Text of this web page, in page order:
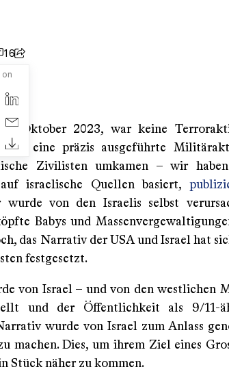
16
on
Oktober 2023, war keine
eine präzis ausgeführte
Zivilisten umkamen – wir haben
israelische Quellen basiert,
von den Israelis selbst
Babys und
das Narrativ der USA und Israel hat
festgesetzt.
von Israel – und von den westlichen
und der Öffentlichkeit als 9/11-
wurde von Israel zum Anlass
machen. Dies, um ihrem Ziel eines
Stück näher zu kommen.